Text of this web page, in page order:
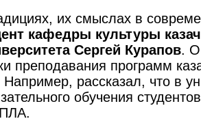
их смыслах в
кафедры культуры
Сергей Курапов.
преподавания программ
Например, рассказал, что в
обучения